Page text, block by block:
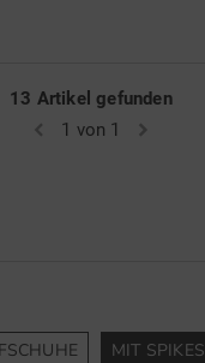
13 Artikel gefunden
1 von 1
MIT SPIKES